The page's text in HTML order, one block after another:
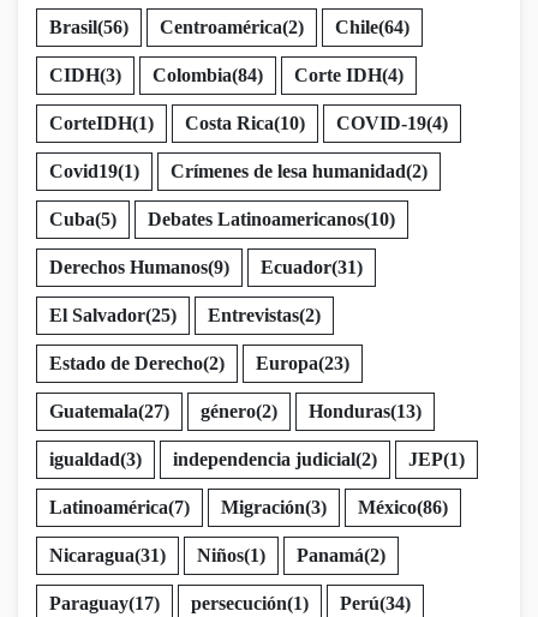
Brasil(56) Centroamérica(2) Chile(64)
CIDH(3) Colombia(84) Corte IDH(4)
CorteIDH(1) Costa Rica(10) COVID-19(4)
Covid19(1) Crímenes de lesa humanidad(2)
Cuba(5) Debates Latinoamericanos(10)
Derechos Humanos(9) Ecuador(31)
El Salvador(25) Entrevistas(2)
Estado de Derecho(2) Europa(23)
Guatemala(27) género(2) Honduras(13)
igualdad(3) independencia judicial(2) JEP(1)
Latinoamérica(7) Migración(3) México(86)
Nicaragua(31) Niños(1) Panamá(2)
Paraguay(17) persecución(1) Perú(34)